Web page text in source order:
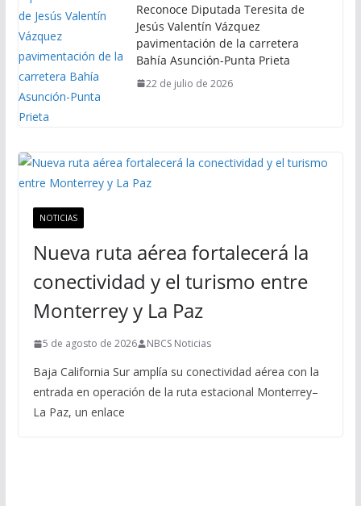
Reconoce Diputada Teresita de
Jesús Valentín Vázquez
pavimentación de la carretera
Bahía Asunción-Punta Prieta
22 de julio de 2026
NOTICIAS
Nueva ruta aérea fortalecerá la
conectividad y el turismo entre
Monterrey y La Paz
5 de agosto de 2026 NBCS Noticias
Baja California Sur amplía su conectividad aérea con la
entrada en operación de la ruta estacional Monterrey–
La Paz, un enlace